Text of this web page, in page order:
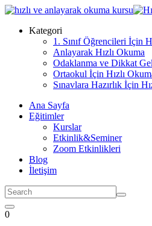
Skip
contentKategori
1. Sınıf Öğrencileri İçin
Anlayarak Hızlı Okuma
Odaklanma ve Dikkat
Ortaokul İçin Hızlı
Sınavlara Hazırlık İçin
Ana Sayfa
Eğitimler
Kurslar
Etkinlik&Seminer
Zoom Etkinlikleri
Blog
İletişim
0